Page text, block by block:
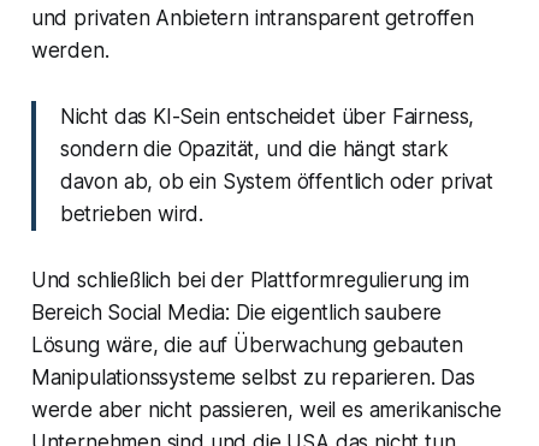
und privaten Anbietern intransparent getroffen
werden.
Nicht das KI-Sein entscheidet über Fairness,
sondern die Opazität, und die hängt stark
davon ab, ob ein System öffentlich oder privat
betrieben wird.
Und schließlich bei der Plattformregulierung im
Bereich Social Media: Die eigentlich saubere
Lösung wäre, die auf Überwachung gebauten
Manipulationssysteme selbst zu reparieren. Das
werde aber nicht passieren, weil es amerikanische